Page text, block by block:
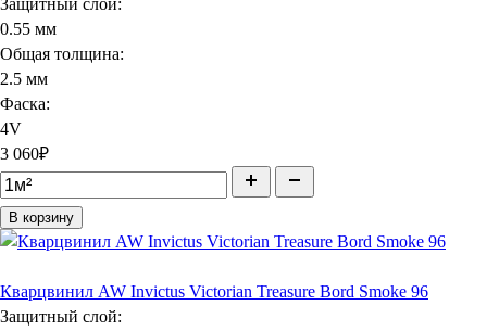
Защитный слой:
0.55 мм
Общая толщина:
2.5 мм
Фаска:
4V
3 060₽
В корзину
Кварцвинил AW Invictus Victorian Treasure Bord Smoke 96
Защитный слой: